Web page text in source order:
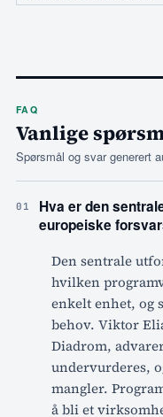
FAQ
Vanlige
Spørsmål og svar generert
01
Hva er den
europeiske
Den sentrale
hvilken
enkelt enhet, og
behov. Viktor
Diadrom,
undervurderes,
mangler.
å bli et